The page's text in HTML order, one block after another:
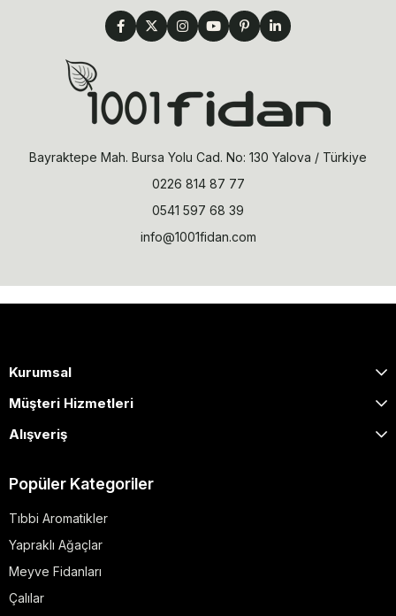
Bayraktepe Mah. Bursa Yolu Cad. No: 130 Yalova / Türkiye
0226 814 87 77
0541 597 68 39
info@1001fidan.com
Kurumsal
Müşteri Hizmetleri
Alışveriş
Popüler Kategoriler
Tıbbi Aromatikler
Yapraklı Ağaçlar
Meyve Fidanları
Çalılar